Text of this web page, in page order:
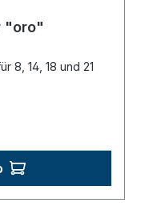
"oro"
8, 14, 18 und 21